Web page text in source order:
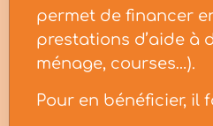
permet de financer
prestations d’aide à
ménage, courses…).
Pour en bénéficier, il